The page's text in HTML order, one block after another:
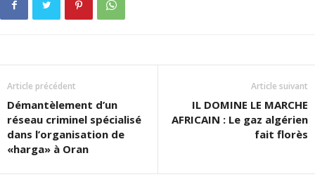
Article précédent
Démantèlement d’un
réseau criminel spécialisé
dans l’organisation de
«harga» à Oran
Article suivant
IL DOMINE LE MARCHE
AFRICAIN : Le gaz algérien
fait florès